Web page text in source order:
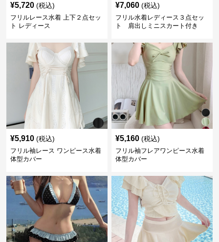
¥5,720 (税込)
フリルレース水着 上下２点セッ
ト レディース
¥7,060 (税込)
フリル水着レディース３点セッ
ト 肩出しミニスカート付き
¥5,910 (税込)
フリル袖レース ワンピース水着
体型カバー
¥5,160 (税込)
フリル袖フレアワンピース水着
体型カバー